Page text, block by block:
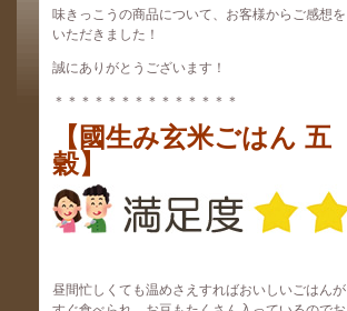
味きっこうの商品について、お客様からご感想を
いただきました！
誠にありがとうございます！
＊＊＊＊＊＊＊＊＊＊＊＊＊＊
【國生み玄米ごはん 五
穀】
昼間忙しくても温めさえすればおいしいごはんが